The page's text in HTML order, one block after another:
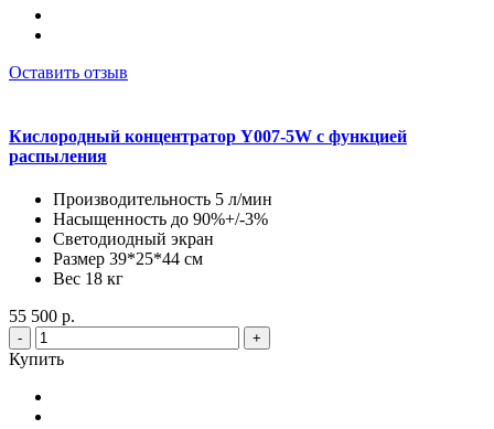
Оставить отзыв
Кислородный концентратор Y007-5W с функцией
распыления
Производительность 5 л/мин
Насыщенность до 90%+/-3%
Светодиодный экран
Размер 39*25*44 см
Вес 18 кг
55 500 р.
- +
Купить